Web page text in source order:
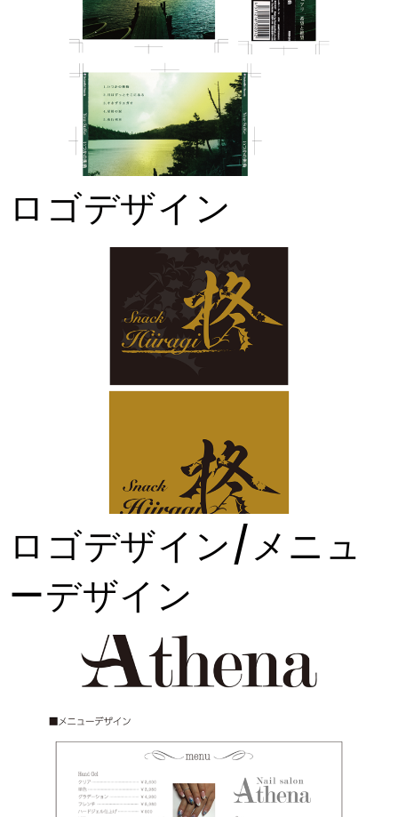
ロゴデザイン
ロゴデザイン/メニュ
ーデザイン